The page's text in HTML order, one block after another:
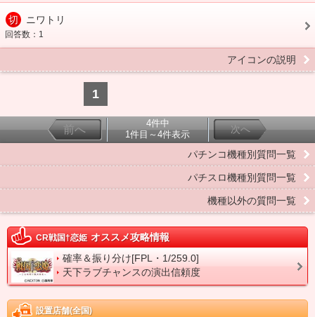
切 ニワトリ
回答数：1
アイコンの説明
1
前へ
4件中
1件目～4件表示
次へ
パチンコ機種別質問一覧
パチスロ機種別質問一覧
機種以外の質問一覧
CR戦国†恋姫 オススメ攻略情報
確率＆振り分け[FPL・1/259.0]
天下ラブチャンスの演出信頼度
設置店舗(全国)